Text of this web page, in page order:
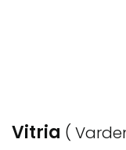
Vitria (